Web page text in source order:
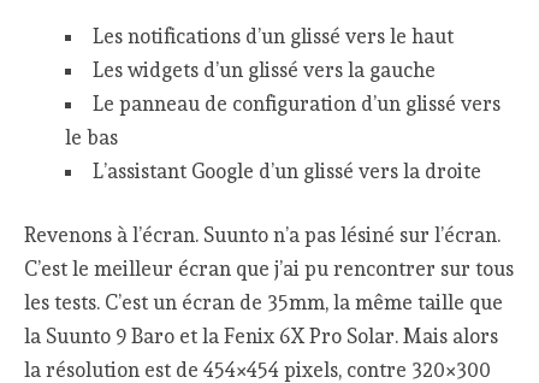
Les notifications d’un glissé vers le haut
Les widgets d’un glissé vers la gauche
Le panneau de configuration d’un glissé vers
le bas
L’assistant Google d’un glissé vers la droite
Revenons à l’écran. Suunto n’a pas lésiné sur l’écran.
C’est le meilleur écran que j’ai pu rencontrer sur tous
les tests. C’est un écran de 35mm, la même taille que
la Suunto 9 Baro et la Fenix 6X Pro Solar. Mais alors
la résolution est de 454×454 pixels, contre 320×300